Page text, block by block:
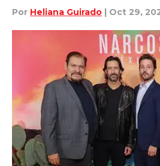
Por Heliana Guirado | Oct 29,